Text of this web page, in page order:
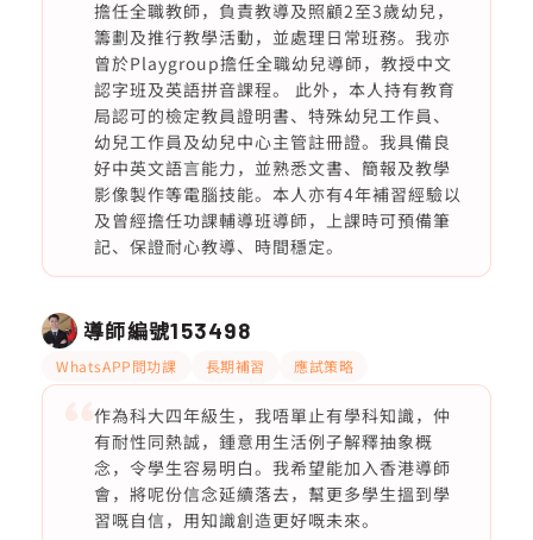
擔任全職教師，負責教導及照顧2至3歲幼兒，
籌劃及推行教學活動，並處理日常班務。我亦
曾於Playgroup擔任全職幼兒導師，教授中文
認字班及英語拼音課程。 此外，本人持有教育
局認可的檢定教員證明書、特殊幼兒工作員、
幼兒工作員及幼兒中心主管註冊證。我具備良
好中英文語言能力，並熟悉文書、簡報及教學
影像製作等電腦技能。本人亦有4年補習經驗以
及曾經擔任功課輔導班導師，上課時可預備筆
記、保證耐心教導、時間穩定。
導師編號153498
WhatsAPP問功課 長期補習 應試策略
作為科大四年級生，我唔單止有學科知識，仲
有耐性同熱誠，鍾意用生活例子解釋抽象概
念，令學生容易明白。我希望能加入香港導師
會，將呢份信念延續落去，幫更多學生搵到學
習嘅自信，用知識創造更好嘅未來。